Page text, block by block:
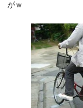
がｗ